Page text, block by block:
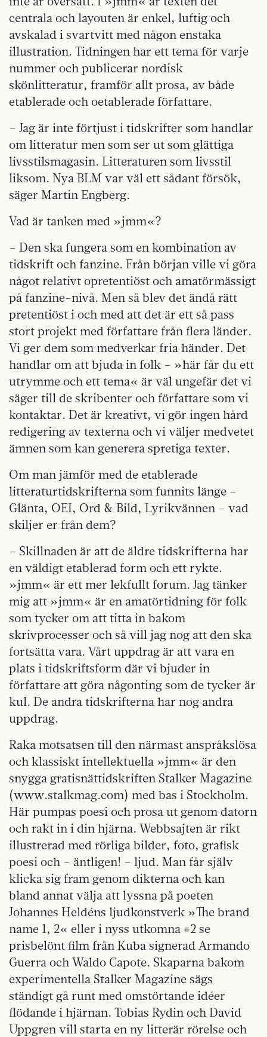
centrala och layouten är enkel, luftig och
avskalad i svartvitt med någon enstaka
illustration. Tidningen har ett tema för varje
nummer och publicerar nordisk
skönlitteratur, framför allt prosa, av både
etablerade och oetablerade författare.
– Jag är inte förtjust i tidskrifter som handlar
om litteratur men som ser ut som glättiga
livsstilsmagasin. Litteraturen som livsstil
liksom. Nya BLM var väl ett sådant försök,
säger Martin Engberg.
Vad är tanken med »jmm«?
– Den ska fungera som en kombination av
tidskrift och fanzine. Från början ville vi göra
något relativt opretentiöst och amatörmässigt
på fanzine-nivå. Men så blev det ändå rätt
pretentiöst i och med att det är ett så pass
stort projekt med författare från flera länder.
Vi ger dem som medverkar fria händer. Det
handlar om att bjuda in folk – »här får du ett
utrymme och ett tema« är väl ungefär det vi
säger till de skribenter och författare som vi
kontaktar. Det är kreativt, vi gör ingen hård
redigering av texterna och vi väljer medvetet
ämnen som kan generera spretiga texter.
Om man jämför med de etablerade
litteraturtidskrifterna som funnits länge –
Glänta, OEI, Ord & Bild, Lyrikvännen – vad
skiljer er från dem?
– Skillnaden är att de äldre tidskrifterna har
en väldigt etablerad form och ett rykte.
»jmm« är ett mer lekfullt forum. Jag tänker
mig att »jmm« är en amatörtidning för folk
som tycker om att titta in bakom
skrivprocesser och så vill jag nog att den ska
fortsätta vara. Vårt uppdrag är att vara en
plats i tidskriftsform där vi bjuder in
författare att göra någonting som de tycker är
kul. De andra tidskrifterna har nog andra
uppdrag.
Raka motsatsen till den närmast anspråkslösa
och klassiskt intellektuella »jmm« är den
snygga gratisnättidskriften Stalker Magazine
(www.stalkmag.com) med bas i Stockholm.
Här pumpas poesi och prosa ut genom datorn
och rakt in i din hjärna. Webbsajten är rikt
illustrerad med rörliga bilder, foto, grafisk
poesi och – äntligen! – ljud. Man får själv
klicka sig fram genom dikterna och kan
bland annat välja att lyssna på poeten
Johannes Heldéns ljudkonstverk »The brand
name 1, 2« eller i nyss utkomna #2 se
prisbelönt film från Kuba signerad Armando
Guerra och Waldo Capote. Skaparna bakom
experimentella Stalker Magazine sägs
ständigt gå runt med omstörtande idéer
flödande i hjärnan. Tobias Rydin och David
Uppgren vill starta en ny litterär rörelse och